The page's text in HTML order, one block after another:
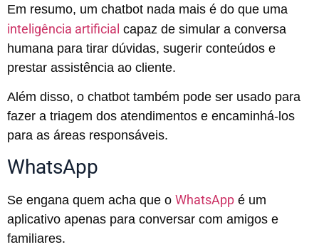
Em resumo, um chatbot nada mais é do que uma
inteligência artificial capaz de simular a conversa
humana para tirar dúvidas, sugerir conteúdos e
prestar assistência ao cliente.
Além disso, o chatbot também pode ser usado para
fazer a triagem dos atendimentos e encaminhá-los
para as áreas responsáveis.
WhatsApp
Se engana quem acha que o WhatsApp é um
aplicativo apenas para conversar com amigos e
familiares.